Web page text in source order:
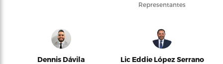
Representantes
Dennis Dávila Lic Eddie López Serrano